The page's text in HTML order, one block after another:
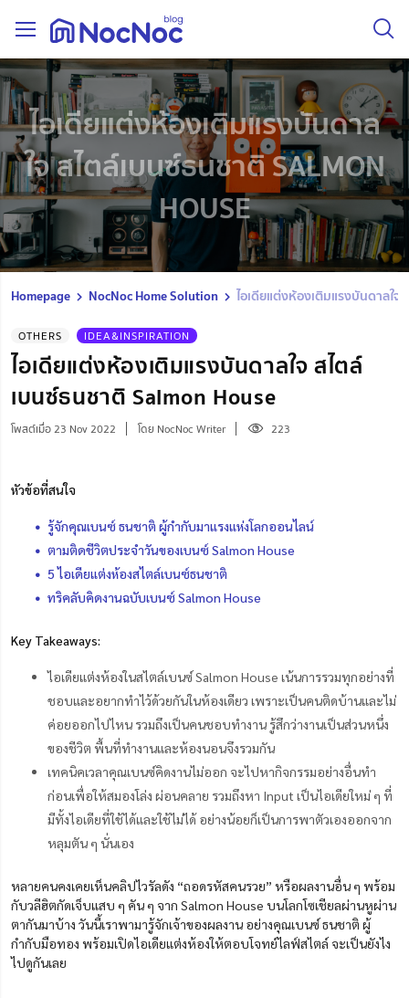
ไอเดียแต่งห้องเติมแรงบันดาล
ใจ สไตล์เบนซ์ธนชาติ SALMON
HOUSE
Homepage NocNoc Home Solution ไอเดียแต่งห้องเติมแรงบันดาลใจ
OTHERS IDEA&INSPIRATION
ไอเดียแต่งห้องเติมแรงบันดาลใจ สไตล์
เบนซ์ธนชาติ Salmon House
โพสต์เมื่อ 23 Nov 2022 โดย NocNoc Writer 223
หัวข้อที่สนใจ
รู้จักคุณเบนซ์ ธนชาติ ผู้กำกับมาแรงแห่งโลกออนไลน์
ตามติดชีวิตประจำวันของเบนซ์ Salmon House
5 ไอเดียแต่งห้องสไตล์เบนซ์ธนชาติ
ทริคลับคิดงานฉบับเบนซ์ Salmon House
Key Takeaways:
ไอเดียแต่งห้องในสไตล์เบนซ์ Salmon House เน้นการรวมทุกอย่างที่
ชอบและอยากทำไว้ด้วยกันในห้องเดียว เพราะเป็นคนติดบ้านและไม่
ค่อยออกไปไหน รวมถึงเป็นคนชอบทำงาน รู้สึกว่างานเป็นส่วนหนึ่ง
ของชีวิต พื้นที่ทำงานและห้องนอนจึงรวมกัน
เทคนิคเวลาคุณเบนซ์คิดงานไม่ออก จะไปหากิจกรรมอย่างอื่นทำ
ก่อนเพื่อให้สมองโล่ง ผ่อนคลาย รวมถึงหา Input เป็นไอเดียใหม่ ๆ ที่
มีทั้งไอเดียที่ใช้ได้และใช้ไม่ได้ อย่างน้อยก็เป็นการพาตัวเองออกจาก
หลุมตัน ๆ นั่นเอง
หลายคนคงเคยเห็นคลิปไวรัลดัง “ถอดรหัสคนรวย” หรือผลงานอื่น ๆ พร้อม
กับวลีฮิตกัดเจ็บแสบ ๆ คัน ๆ จาก Salmon House บนโลกโซเชียลผ่านหูผ่าน
ตากันมาบ้าง วันนี้เราพามารู้จักเจ้าของผลงาน อย่างคุณเบนซ์ ธนชาติ ผู้
กำกับมือทอง พร้อมเปิดไอเดียแต่งห้องให้ตอบโจทย์ไลฟ์สไตล์ จะเป็นยังไง
ไปดูกันเลย